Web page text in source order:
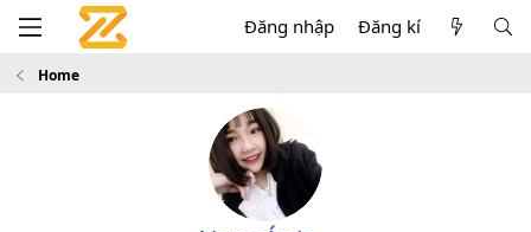
Đăng nhập Đăng kí
Home